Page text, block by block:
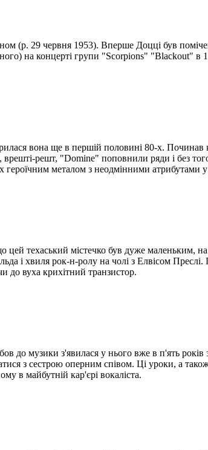
(р. 29 червня 1953). Вперше Доцці був
на концерті групи "Scorpions" "Blackout"
вона ще в першій половині 80-х. Починав
решт, "Domine" поповнили ряди і без
металом з неодмінними атрибутами у
техаський містечко був дуже маленьким,
і хвиля рок-н-ролу на чолі з Елвісом Преслі.
до вуха крихітний транзистор.
музики з'явилася у нього вже в п'ять років
з сестрою оперним співом. Ці уроки, а
в майбутній кар'єрі вокаліста.